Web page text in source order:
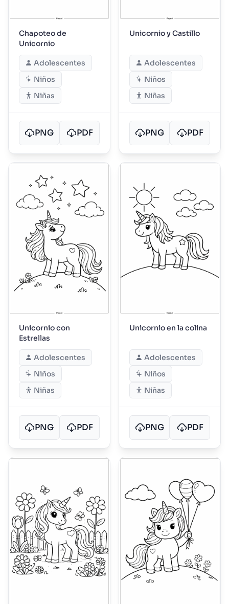
Chapoteo de
Unicornio
Adolescentes
Niños
Niñas
PNG PDF
Unicornio y Castillo
Adolescentes
Niños
Niñas
PNG PDF
Unicornio con
Estrellas
Adolescentes
Niños
Niñas
PNG PDF
Unicornio en la colina
Adolescentes
Niños
Niñas
PNG PDF